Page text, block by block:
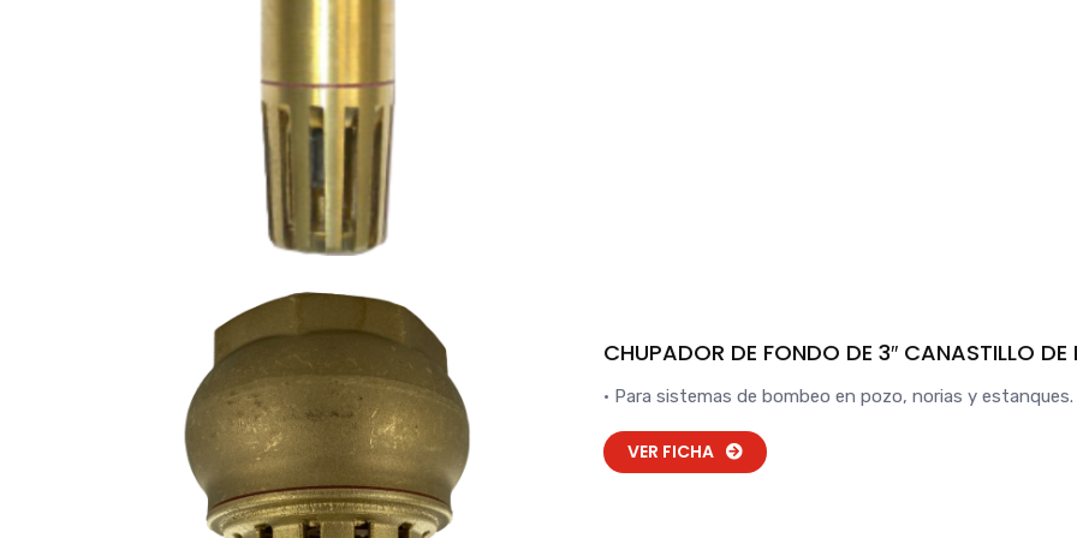
CHUPADOR DE FONDO DE 3″ CANASTILLO DE
• Para sistemas de bombeo en pozo, norias y estanques.
VER FICHA